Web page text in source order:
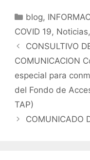
e
b
o
o
k
er l
Categorías
blog,
COVID 19, Noticias,
CONSULTIVO
COMUNICACION
especial para
del Fondo de
TAP)
COMUNICADO